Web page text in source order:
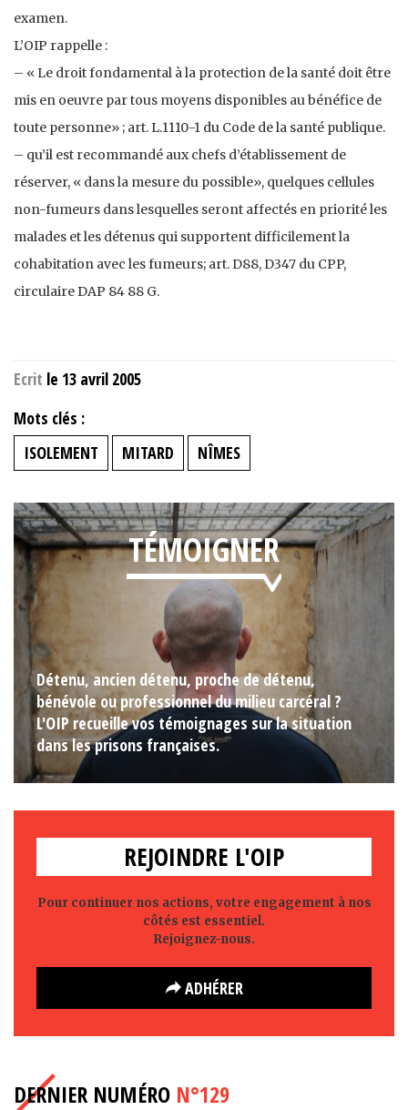
examen.
L’OIP rappelle :
– « Le droit fondamental à la protection de la santé doit être
mis en oeuvre par tous moyens disponibles au bénéfice de
toute personne» ; art. L.1110-1 du Code de la santé publique.
– qu’il est recommandé aux chefs d’établissement de
réserver, « dans la mesure du possible», quelques cellules
non-fumeurs dans lesquelles seront affectés en priorité les
malades et les détenus qui supportent difficilement la
cohabitation avec les fumeurs; art. D88, D347 du CPP,
circulaire DAP 84 88 G.
Ecrit le 13 avril 2005
Mots clés :
ISOLEMENT
MITARD NÎMES
TÉMOIGNER
Détenu, ancien détenu, proche de détenu,
bénévole ou professionnel du milieu carcéral ?
L'OIP recueille vos témoignages sur la situation
dans les prisons françaises.
REJOINDRE L'OIP
Pour continuer nos actions, votre engagement à nos
côtés est essentiel.
Rejoignez-nous.
ADHÉRER
DERNIER NUMÉRO N°129